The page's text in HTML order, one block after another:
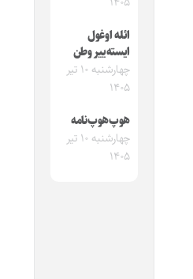
ائله اوغول
ایسته‌ییر وطن
چهارشنبه ۱۰ تیر
۱۴۰۵
هوپ‌هوپ‌نامه
چهارشنبه ۱۰ تیر
۱۴۰۵